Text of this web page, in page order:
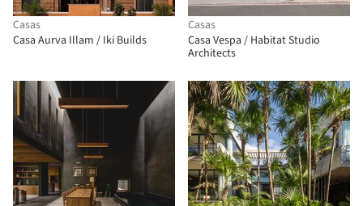
Casas
Casa Aurva Illam / Iki Builds
Casas
Casa Vespa / Habitat Studio
Architects